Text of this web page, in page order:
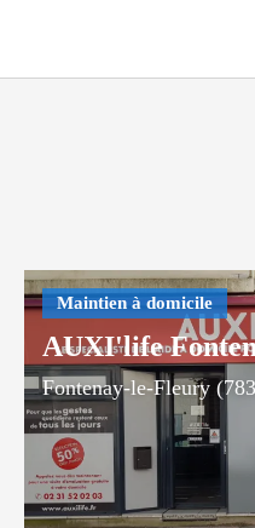
AUXI'life
Fontenay-le-Fleury